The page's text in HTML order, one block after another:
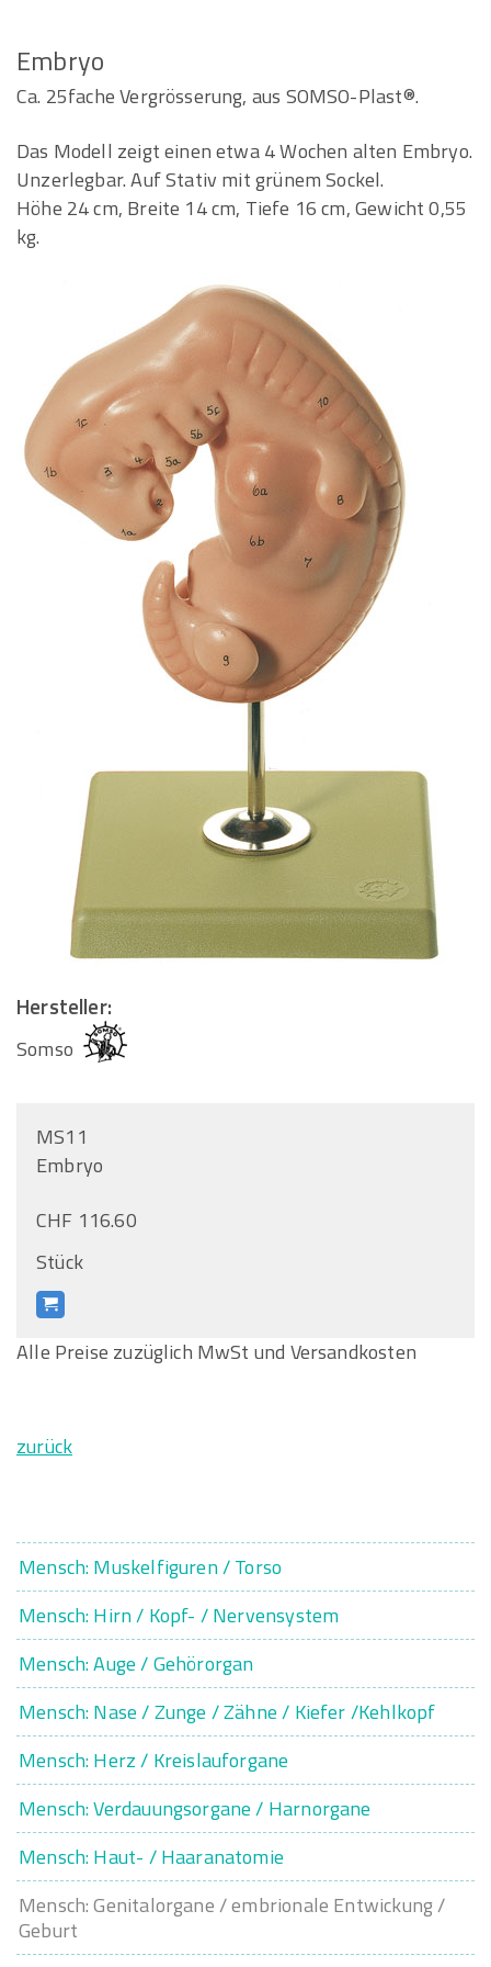
Embryo
Ca. 25fache Vergrösserung, aus SOMSO-Plast®.
Das Modell zeigt einen etwa 4 Wochen alten Embryo.
Unzerlegbar. Auf Stativ mit grünem Sockel.
Höhe 24 cm, Breite 14 cm, Tiefe 16 cm, Gewicht 0,55
kg.
Hersteller:
Somso
MS11
Embryo
CHF 116.60
Stück
Alle Preise zuzüglich MwSt und Versandkosten
zurück
Mensch: Muskelfiguren / Torso
Mensch: Hirn / Kopf- / Nervensystem
Mensch: Auge / Gehörorgan
Mensch: Nase / Zunge / Zähne / Kiefer /Kehlkopf
Mensch: Herz / Kreislauforgane
Mensch: Verdauungsorgane / Harnorgane
Mensch: Haut- / Haaranatomie
Mensch: Genitalorgane / embrionale Entwickung /
Geburt